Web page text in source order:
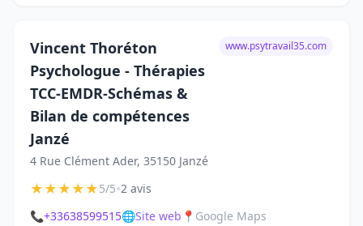
Vincent Thoréton
Psychologue - Thérapies
TCC-EMDR-Schémas &
Bilan de compétences
Janzé
4 Rue Clément Ader, 35150 Janzé
www.psytravail35.com
★★★★★5/5•2 avis
📞+33638599515🌐Site web 📍 Google Maps